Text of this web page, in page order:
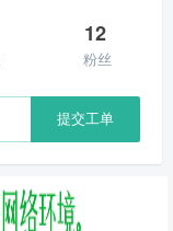
12
粉丝
提交工单